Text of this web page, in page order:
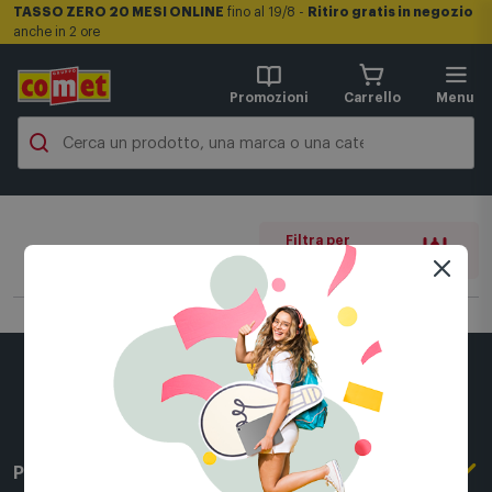
TASSO ZERO 20 MESI ONLINE fino al 19/8 - Ritiro gratis in negozio
anche in 2 ore
Promozioni Carrello Menu
Filtra per
0 filtri attivi
Per conoscerci meglio